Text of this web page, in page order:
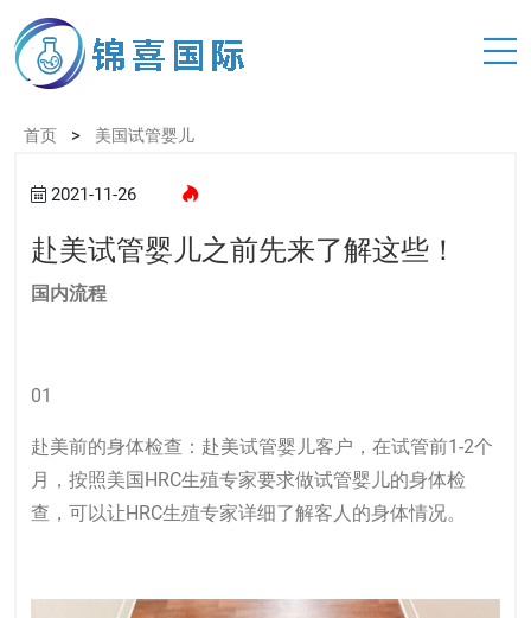
首页 > 美国试管婴儿
2021-11-26
赴美试管婴儿之前先来了解这些！
国内流程
01
赴美前的身体检查：赴美试管婴儿客户，在试管前1-2个
月，按照美国HRC生殖专家要求做试管婴儿的身体检
查，可以让HRC生殖专家详细了解客人的身体情况。